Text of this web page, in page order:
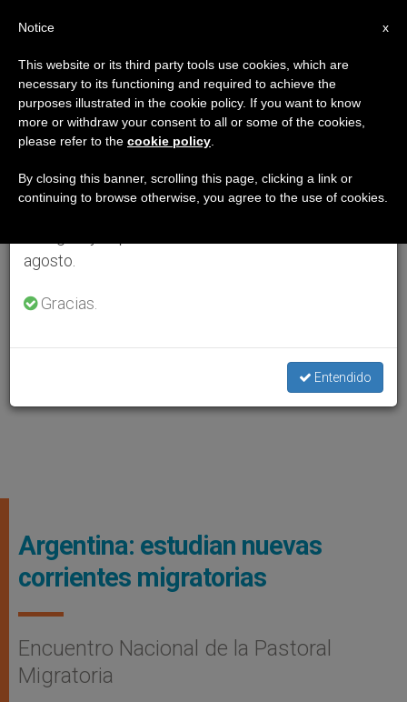
Argentina: estudian nuevas
corrientes migratorias
Encuentro Nacional de la Pastoral
Migratoria
×
Aviso importante
Del 27 de julio al 7 de agosto haremos la pausa
anual, aprovechando que en el periodo de verano
se generan menos informaciones y también el
agosto.
Gracias.
Entendido
x
Notice
This website or its third party tools use cookies, which are
necessary to its functioning and required to achieve the
purposes illustrated in the cookie policy. If you want to know
more or withdraw your consent to all or some of the cookies,
please refer to the cookie policy
By closing this banner, scrolling this page, clicking a link or
continuing to browse otherwise, you agree to the use of cookies.